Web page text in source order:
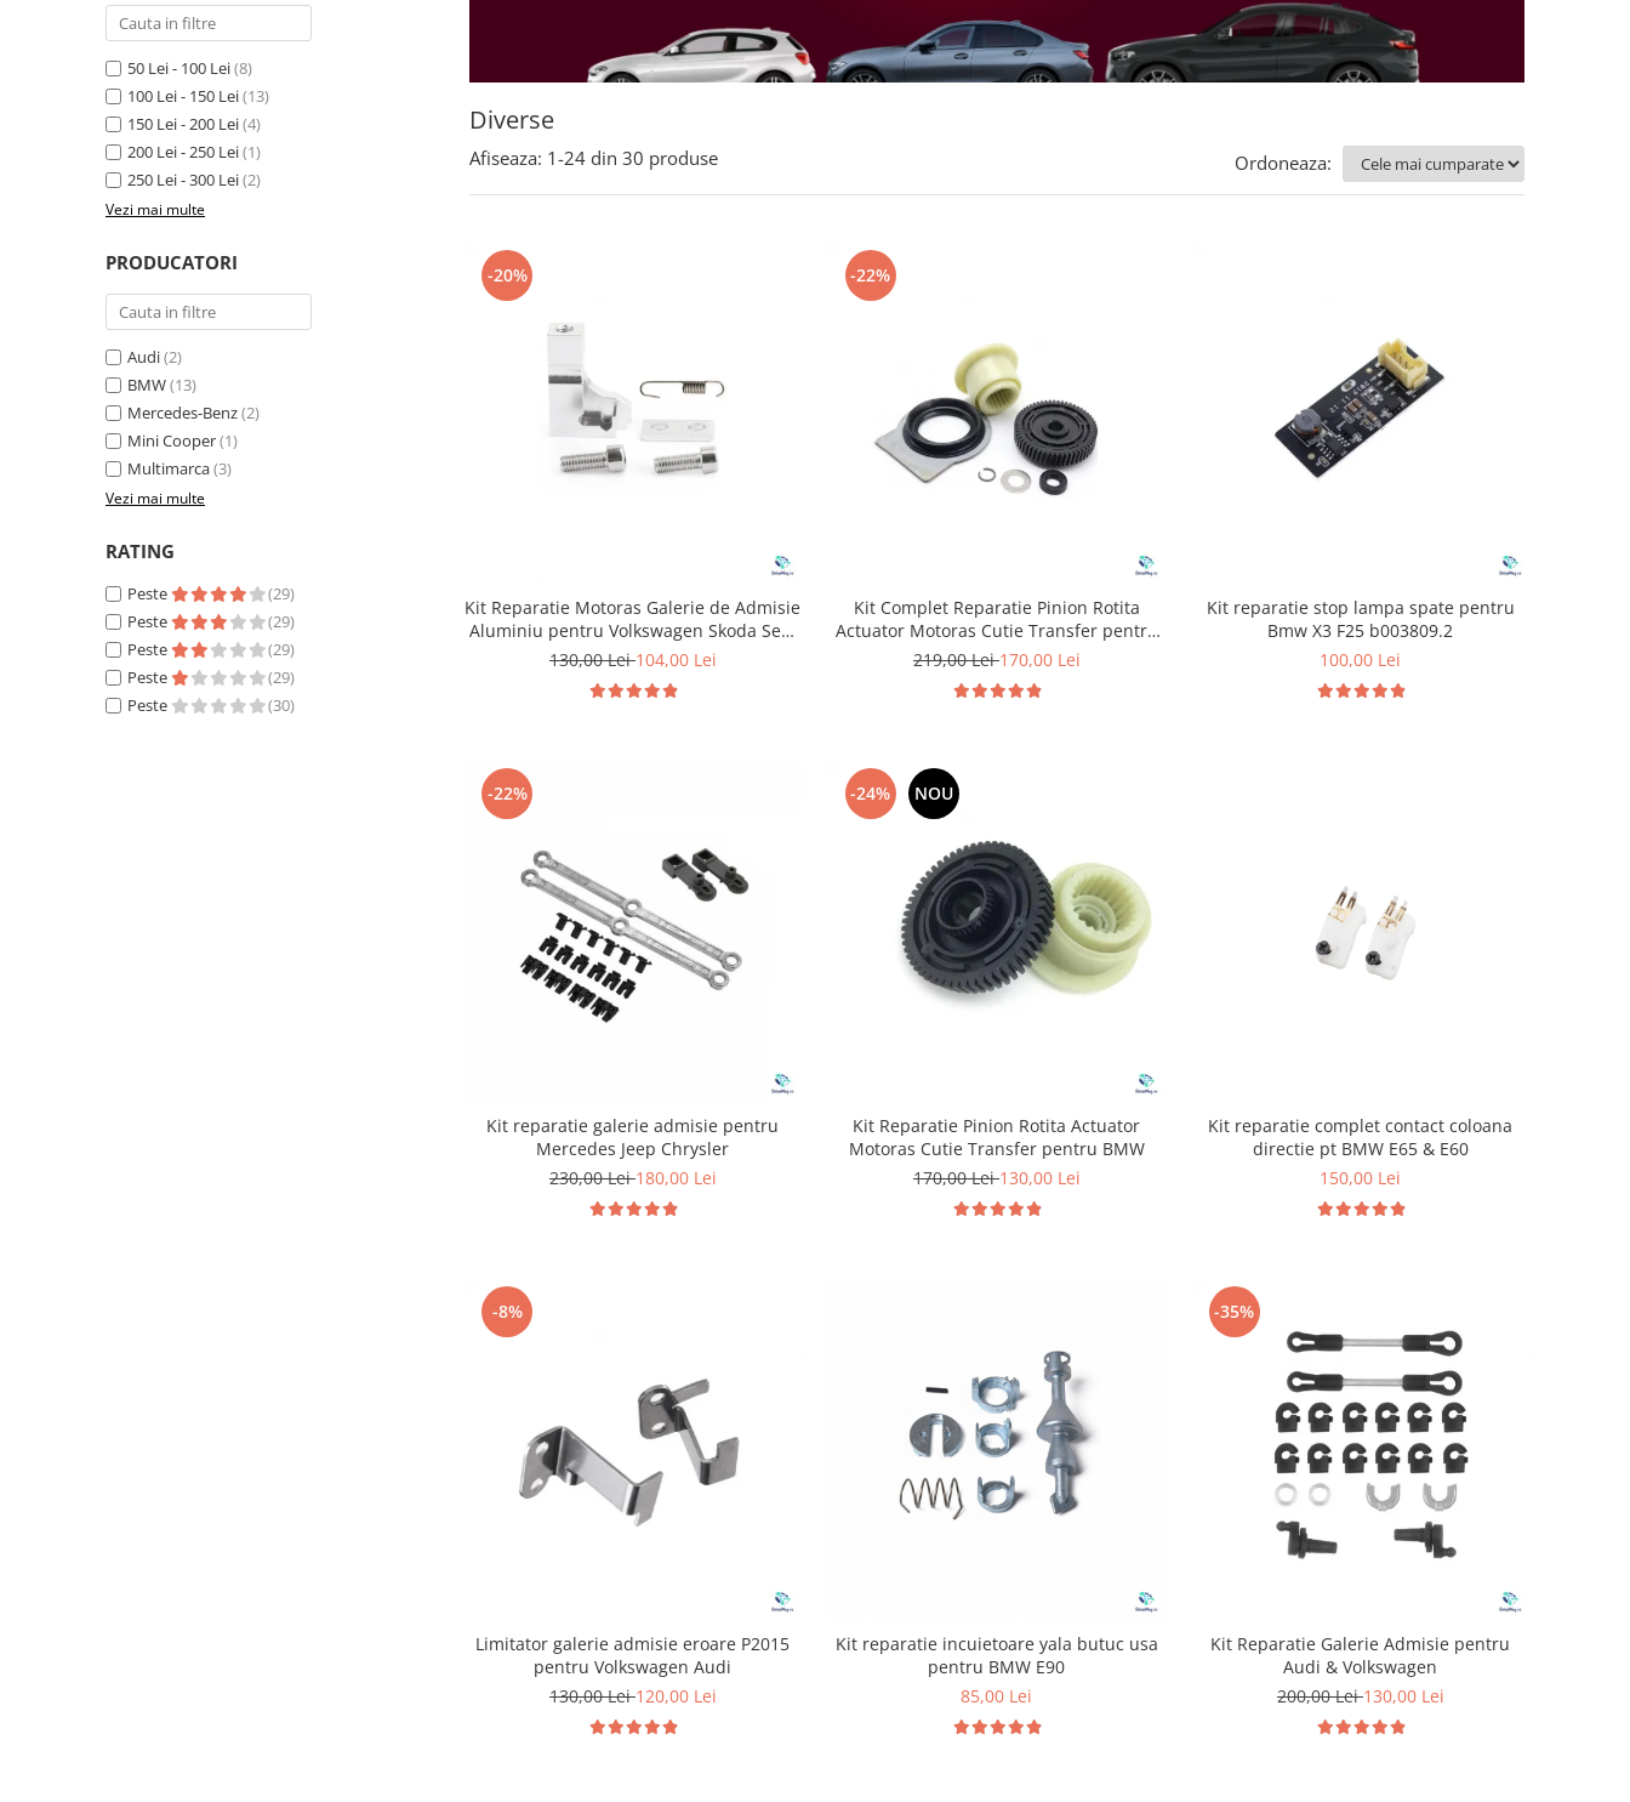
Mercedes-Benz
Mini Cooper
Mitshubishi
Volkswagen
Display-uri
Manson schimbator viteze
Alte accesorii
Ornamente
Senzori parcare dedicati
Grile aerisire
Camere mers inapoi
Capace oglinzi
Tuning auto
Kituri reparatie
Garnituri galerie admisie BMW
Kit reparatie faruri
Adaptoare auxiliare
Diverse
50 Lei - 100 Lei(8)
100 Lei - 150 Lei(13)
150 Lei - 200 Lei(4)
200 Lei - 250 Lei(1)
250 Lei - 300 Lei(2)
Vezi mai multe
PRODUCATORI
Audi(2)
BMW(13)
Mercedes-Benz(2)
Mini Cooper(1)
Multimarca(3)
Vezi mai multe
RATING
Peste
(29)
Peste
(29)
Peste
(29)
Peste
(29)
Peste
(30)
Afiseaza: 1-24 din 30 produse Ordoneaza:
-20%
Kit Reparatie Motoras Galerie de Admisie
Aluminiu pentru Volkswagen Skoda Seat
Audi P2015
130,00 Lei104,00 Lei
-22%
Kit Complet Reparatie Pinion Rotita
Actuator Motoras Cutie Transfer pentru
BMW
219,00 Lei170,00 Lei
Kit reparatie stop lampa spate pentru
Bmw X3 F25 b003809.2
100,00 Lei
-22%
Kit reparatie galerie admisie pentru
Mercedes Jeep Chrysler
230,00 Lei180,00 Lei
-24% NOU
Kit Reparatie Pinion Rotita Actuator
Motoras Cutie Transfer pentru BMW
170,00 Lei130,00 Lei
Kit reparatie complet contact coloana
directie pt BMW E65 & E60
150,00 Lei
-8%
Limitator galerie admisie eroare P2015
pentru Volkswagen Audi
130,00 Lei120,00 Lei
Kit reparatie incuietoare yala butuc usa
pentru BMW E90
85,00 Lei
-35%
Kit Reparatie Galerie Admisie pentru
Audi & Volkswagen
200,00 Lei130,00 Lei